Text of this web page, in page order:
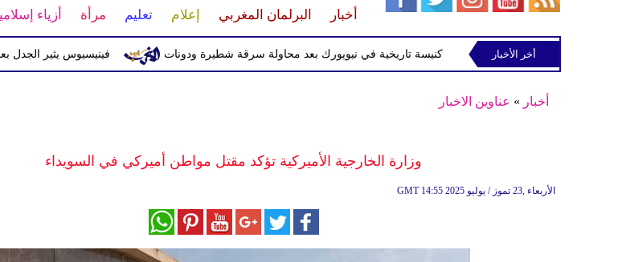
أخبار البرلمان المغربي إعلام تعليم مرأة أزياء
فينيسيوس يثير الجدل بعد القبض على متهم بإحراق كنيسة تاريخية في نيويورك بعد محاولة سرقة شطيرة ودونات
أخر الأخبار
أخبار » عناوين الاخبار
وزارة الخارجية الأميركية تؤكد مقتل مواطن أميركي في السويداء
GMT 14:55 2025 الأربعاء ,23 تموز / يوليو